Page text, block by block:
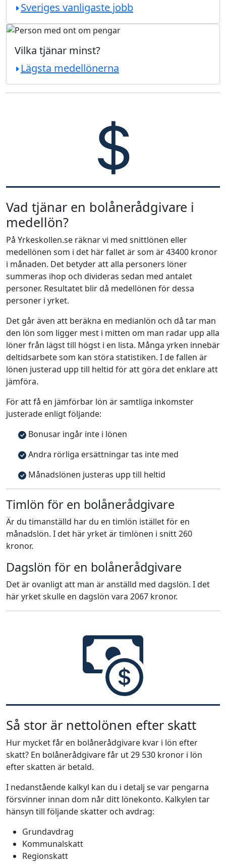
Sveriges vanligaste jobb
Vilka tjänar minst?
Lägsta medellönerna
Vad tjänar en bolånerådgivare i
medellön?
På Yrkeskollen.se räknar vi med snittlönen eller
medellönen som i det här fallet är som är 43400 kronor
i månaden. Det betyder att alla personers löner
summeras ihop och divideras sedan med antalet
personer. Resultatet blir då medellönen för dessa
personer i yrket.
Det går även att beräkna en medianlön och då tar man
den lön som ligger mest i mitten om man radar upp alla
löner från lägst till högst i en lista. Många yrken innebär
deltidsarbete som kan störa statistiken. I de fallen är
lönen justerad upp till heltid för att göra det enklare att
jämföra.
För att få en jämförbar lön är samtliga inkomster
justerade enligt följande:
Bonusar ingår inte i lönen
Andra rörliga ersättningar tas inte med
Månadslönen justeras upp till heltid
Timlön för en bolånerådgivare
Är du timanställd har du en timlön istället för en
månadslön. I det här yrket är timlönen i snitt 260
kronor.
Dagslön för en bolånerådgivare
Det är ovanligt att man är anställd med dagslön. I det
här yrket skulle en dagslön vara 2067 kronor.
Så stor är nettolönen efter skatt
Hur mycket får en bolånerådgivare kvar i lön efter
skatt? En bolånerådgivare får ut 29 530 kronor i lön
efter skatten är betald.
I nedanstående kalkyl kan du i detalj se var pengarna
försvinner innan dom når ditt lönekonto. Kalkylen tar
hänsyn till följande skatter och avdrag:
Grundavdrag
Kommunalskatt
Regionskatt